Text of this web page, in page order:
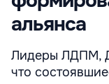
альянса
Лидеры ЛДПМ,
что